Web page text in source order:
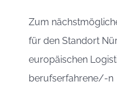
Zum
für den Standort
europäischen
berufserfahrene/-n